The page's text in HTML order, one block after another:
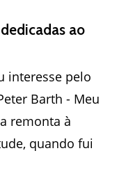
ao
interesse pelo
Barth - Meu
remonta à
quando fui